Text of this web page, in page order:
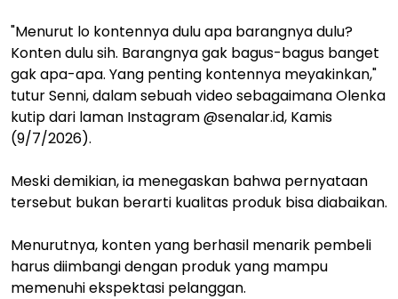
"Menurut lo kontennya dulu apa barangnya dulu?
Konten dulu sih. Barangnya gak bagus-bagus banget
gak apa-apa. Yang penting kontennya meyakinkan,"
tutur Senni, dalam sebuah video sebagaimana Olenka
kutip dari laman Instagram @senalar.id, Kamis
(9/7/2026).
Meski demikian, ia menegaskan bahwa pernyataan
tersebut bukan berarti kualitas produk bisa diabaikan.
Menurutnya, konten yang berhasil menarik pembeli
harus diimbangi dengan produk yang mampu
memenuhi ekspektasi pelanggan.